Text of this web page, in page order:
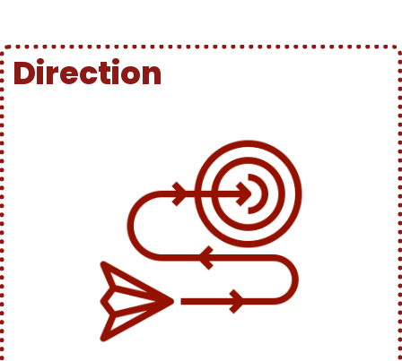
Direction